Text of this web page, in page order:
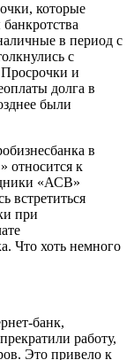
которые
в период с
с
и
долга в
были
в
относится к
«АСВ»
встретиться
при
Что хоть немного
банк,
работу,
Это привело к